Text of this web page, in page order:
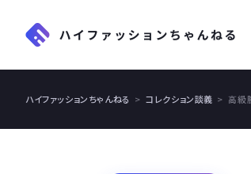
ハイファッションちゃんねる コレクション談義 高級